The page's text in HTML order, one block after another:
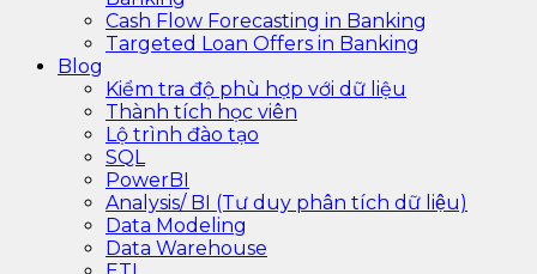
Cash Flow Forecasting in Banking
Targeted Loan Offers in Banking
Blog
Kiểm tra độ phù hợp với dữ liệu
Thành tích học viên
Lộ trình đào tạo
SQL
PowerBI
Analysis/ BI (Tư duy phân tích dữ liệu)
Data Modeling
Data Warehouse